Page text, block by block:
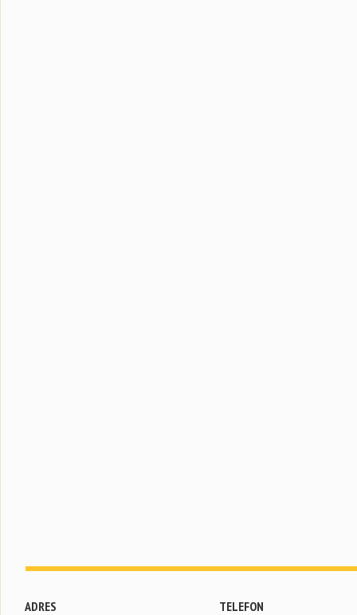
ADRES TELEFON